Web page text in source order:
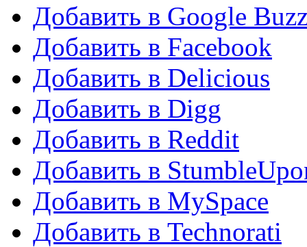
Добавить в Google
Добавить в Facebook
Добавить в Delicious
Добавить в Digg
Добавить в Reddit
Добавить в
Добавить в MySpace
Добавить в Technorati